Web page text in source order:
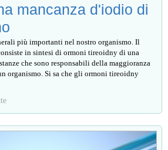
mancanza d'iodio di
più importanti nel nostro organismo. Il
in sintesi di ormoni tireoidny di una
che sono responsabili della maggioranza
organismo. Si sa che gli ormoni tireoidny